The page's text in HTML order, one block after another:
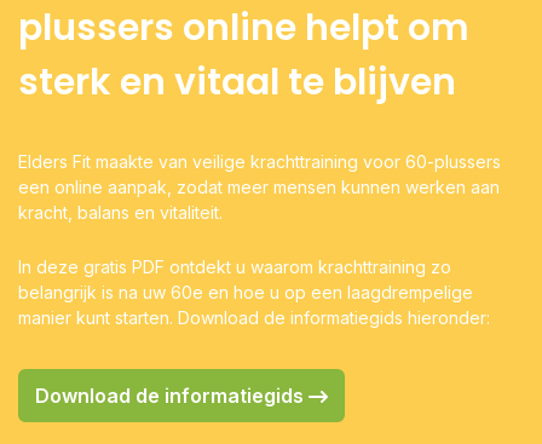
plussers online helpt om
sterk en vitaal te blijven
Elders Fit maakte van veilige krachttraining voor 60-plussers
een online aanpak, zodat meer mensen kunnen werken aan
kracht, balans en vitaliteit.
In deze gratis PDF ontdekt u waarom krachttraining zo
belangrijk is na uw 60e en hoe u op een laagdrempelige
manier kunt starten. Download de informatiegids hieronder:
Download de informatiegids